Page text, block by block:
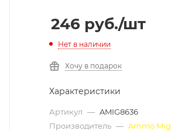
246 руб./шт
Нет в наличии
Хочу в подарок
Характеристики
Артикул — AMIG8636
Производитель — Ammo Mig